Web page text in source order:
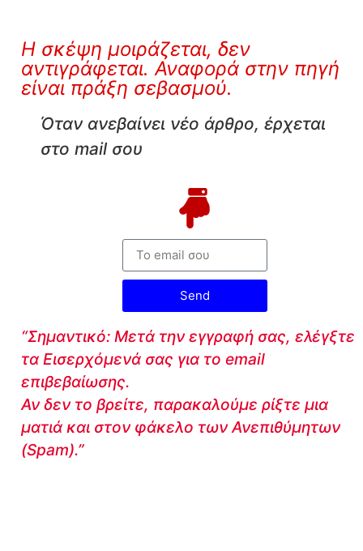
Η σκέψη μοιράζεται, δεν
αντιγράφεται. Αναφορά στην πηγή
είναι πράξη σεβασμού.
Όταν ανεβαίνει νέο άρθρο, έρχεται
στο mail σου
Send
“Σημαντικό: Μετά την εγγραφή σας, ελέγξτε
τα Εισερχόμενά σας για το email
επιβεβαίωσης.
Αν δεν το βρείτε, παρακαλούμε ρίξτε μια
ματιά και στον φάκελο των Ανεπιθύμητων
(Spam).”